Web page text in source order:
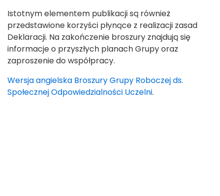
Istotnym elementem publikacji są również
przedstawione korzyści płynące z realizacji zasad
Deklaracji. Na zakończenie broszury znajdują się
informacje o przyszłych planach Grupy oraz
zaproszenie do współpracy.
Wersja angielska Broszury Grupy Roboczej ds.
Społecznej Odpowiedzialności Uczelni.